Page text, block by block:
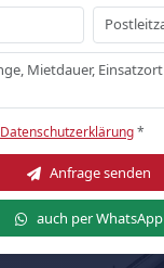
Datenschutzerklärung*
Anfrage senden
auch per WhatsApp